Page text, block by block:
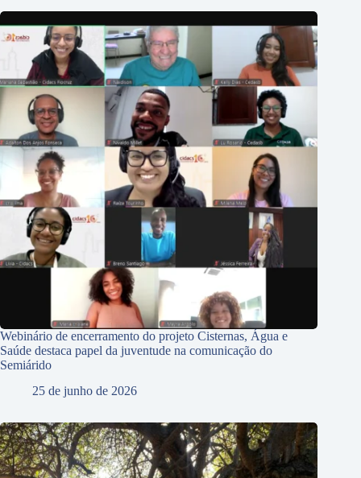
Webinário de encerramento do projeto Cisternas, Água e
Saúde destaca papel da juventude na comunicação do
Semiárido
25 de junho de 2026